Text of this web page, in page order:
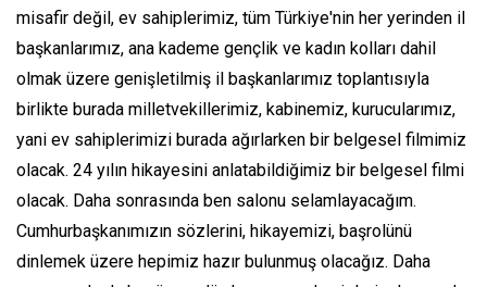
misafir değil, ev sahiplerimiz, tüm Türkiye'nin her yerinden il
başkanlarımız, ana kademe gençlik ve kadın kolları dahil
olmak üzere genişletilmiş il başkanlarımız toplantısıyla
birlikte burada milletvekillerimiz, kabinemiz, kurucularımız,
yani ev sahiplerimizi burada ağırlarken bir belgesel filmimiz
olacak. 24 yılın hikayesini anlatabildiğimiz bir belgesel filmi
olacak. Daha sonrasında ben salonu selamlayacağım.
Cumhurbaşkanımızın sözlerini, hikayemizi, başrolünü
dinlemek üzere hepimiz hazır bulunmuş olacağız. Daha